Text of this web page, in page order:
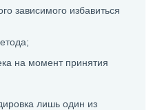
зависимого избавиться
на момент принятия
лишь один из